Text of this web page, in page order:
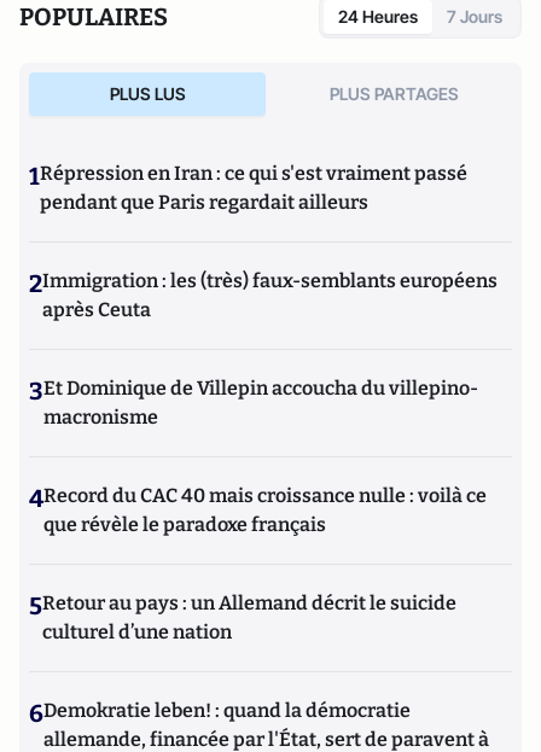
POPULAIRES 24 Heures 7 Jours
PLUS LUS PLUS PARTAGES
1Répression en Iran : ce qui s'est vraiment passé
pendant que Paris regardait ailleurs
2Immigration : les (très) faux-semblants européens
après Ceuta
3Et Dominique de Villepin accoucha du villepino-
macronisme
4Record du CAC 40 mais croissance nulle : voilà ce
que révèle le paradoxe français
5Retour au pays : un Allemand décrit le suicide
culturel d’une nation
6Demokratie leben! : quand la démocratie
allemande, financée par l'État, sert de paravent à